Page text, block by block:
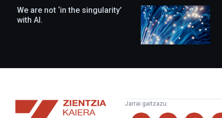
We are not ‘in the singularity’
with AI.
Zientzia
Kaiera
Jarrai gaitzazu: